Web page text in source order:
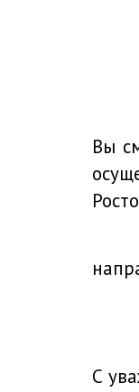
Вы
В
С